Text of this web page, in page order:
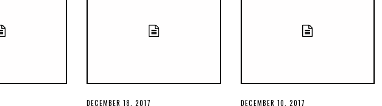
POSTED
DECEMBER 18, 2017 POSTED
DECEMBER 10, 2017